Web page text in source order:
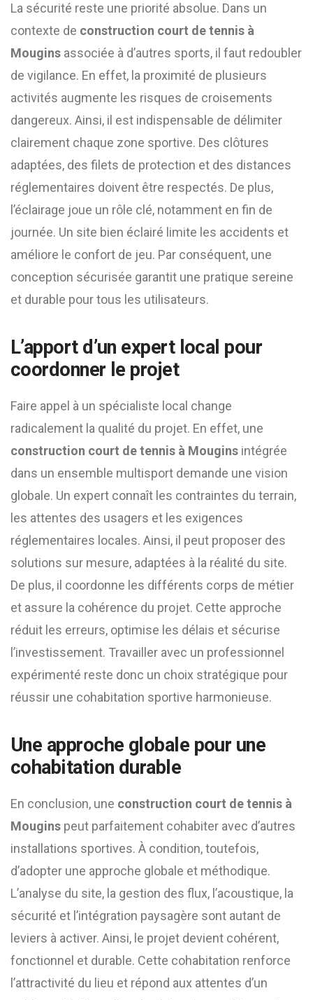
La sécurité reste une priorité absolue. Dans un
contexte de construction court de tennis à
Mougins associée à d’autres sports, il faut redoubler
de vigilance. En effet, la proximité de plusieurs
activités augmente les risques de croisements
dangereux. Ainsi, il est indispensable de délimiter
clairement chaque zone sportive. Des clôtures
adaptées, des filets de protection et des distances
réglementaires doivent être respectés. De plus,
l’éclairage joue un rôle clé, notamment en fin de
journée. Un site bien éclairé limite les accidents et
améliore le confort de jeu. Par conséquent, une
conception sécurisée garantit une pratique sereine
et durable pour tous les utilisateurs.
L’apport d’un expert local pour
coordonner le projet
Faire appel à un spécialiste local change
radicalement la qualité du projet. En effet, une
construction court de tennis à Mougins intégrée
dans un ensemble multisport demande une vision
globale. Un expert connaît les contraintes du terrain,
les attentes des usagers et les exigences
réglementaires locales. Ainsi, il peut proposer des
solutions sur mesure, adaptées à la réalité du site.
De plus, il coordonne les différents corps de métier
et assure la cohérence du projet. Cette approche
réduit les erreurs, optimise les délais et sécurise
l’investissement. Travailler avec un professionnel
expérimenté reste donc un choix stratégique pour
réussir une cohabitation sportive harmonieuse.
Une approche globale pour une
cohabitation durable
En conclusion, une construction court de tennis à
Mougins peut parfaitement cohabiter avec d’autres
installations sportives. À condition, toutefois,
d’adopter une approche globale et méthodique.
L’analyse du site, la gestion des flux, l’acoustique, la
sécurité et l’intégration paysagère sont autant de
leviers à activer. Ainsi, le projet devient cohérent,
fonctionnel et durable. Cette cohabitation renforce
l’attractivité du lieu et répond aux attentes d’un